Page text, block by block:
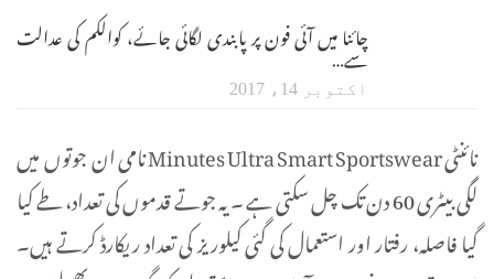
چائنا میں آئی فون پر پابندی لگائی جائے، کوالکم کی عدالت
سے…
اکتوبر 14، 2017
نائنٹی Minutes Ultra Smart Sportswear نامی ان جوتوں میں
لگی بیٹری 60 دن تک چل سکتی ہے ۔ یہ جوتے قدموں کی تعداد، طے کیا
گیا فاصلہ، رفتار اور استعمال کی گئی کیلوریز کی تعداد ریکارڈ کرتے ہیں۔